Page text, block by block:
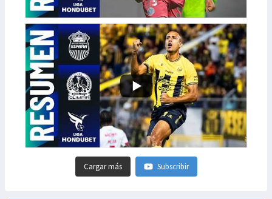
Cargar más Subscribir